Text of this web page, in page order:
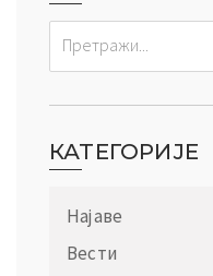
КАТЕГОРИЈЕ
Најаве
Вести